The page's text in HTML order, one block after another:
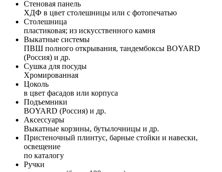
Стеновая панель
ХДФ в цвет столешницы или с фотопечатью
Столешница
пластиковая; из искусственного камня
Выкатные системы
ПВШ полного открывания, тандембоксы BOYARD
(Россия) и др.
Сушка для посуды
Хромированная
Цоколь
в цвет фасадов или корпуса
Подъемники
BOYARD (Россия) и др.
Аксессуары
Выкатные корзины, бутылочницы и др.
Пристеночный плинтус, барные стойки и навески,
освещение
по каталогу
Ручки